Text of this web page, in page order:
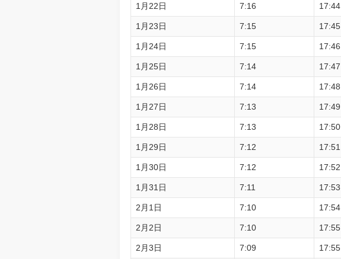
1月22日 7:16 17:44
1月23日 7:15 17:45
1月24日 7:15 17:46
1月25日 7:14 17:47
1月26日 7:14 17:48
1月27日 7:13 17:49
1月28日 7:13 17:50
1月29日 7:12 17:51
1月30日 7:12 17:52
1月31日 7:11 17:53
2月1日 7:10 17:54
2月2日 7:10 17:55
2月3日 7:09 17:55